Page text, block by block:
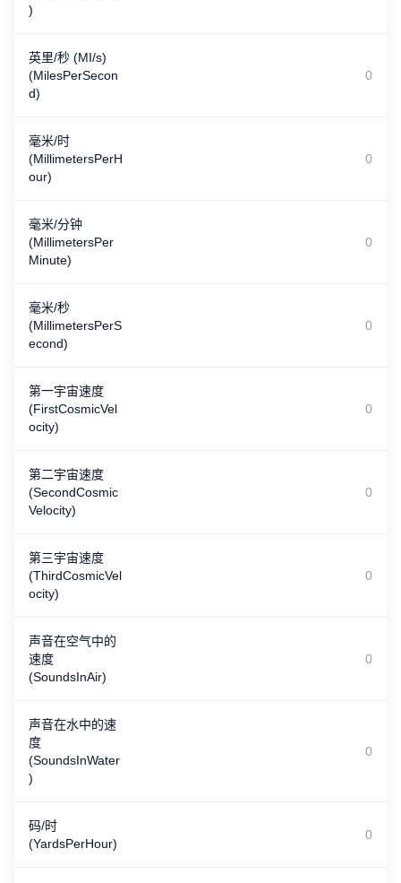
)
英里/秒 (MI/s)
(MilesPerSecon
d)
毫米/时
(MillimetersPerH
our)
毫米/分钟
(MillimetersPer
Minute)
毫米/秒
(MillimetersPerS
econd)
第一宇宙速度
(FirstCosmicVel
ocity)
第二宇宙速度
(SecondCosmic
Velocity)
第三宇宙速度
(ThirdCosmicVel
ocity)
声音在空气中的
速度
(SoundsInAir)
声音在水中的速
度
(SoundsInWater
)
码/时
(YardsPerHour)